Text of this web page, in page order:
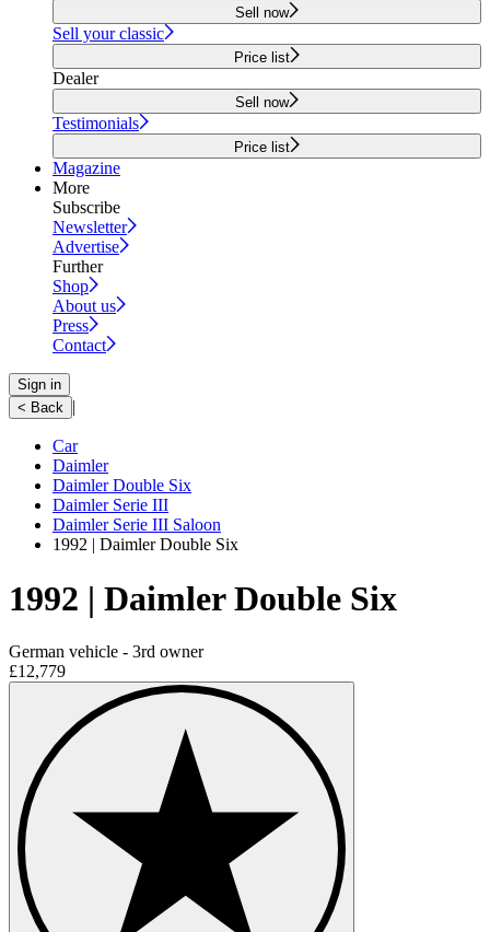
Sell now
Sell your classic
Price list
Dealer
Sell now
Testimonials
Price list
Magazine
More
Subscribe
Newsletter
Advertise
Further
Shop
About us
Press
Contact
Sign in
< Back |
Car
Daimler
Daimler Double Six
Daimler Serie III
Daimler Serie III Saloon
1992 | Daimler Double Six
1992 | Daimler Double Six
German vehicle - 3rd owner
£12,779